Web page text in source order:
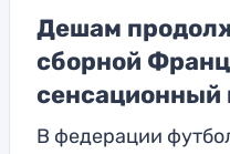
Дешам
сборной
сенсационный
В федерации